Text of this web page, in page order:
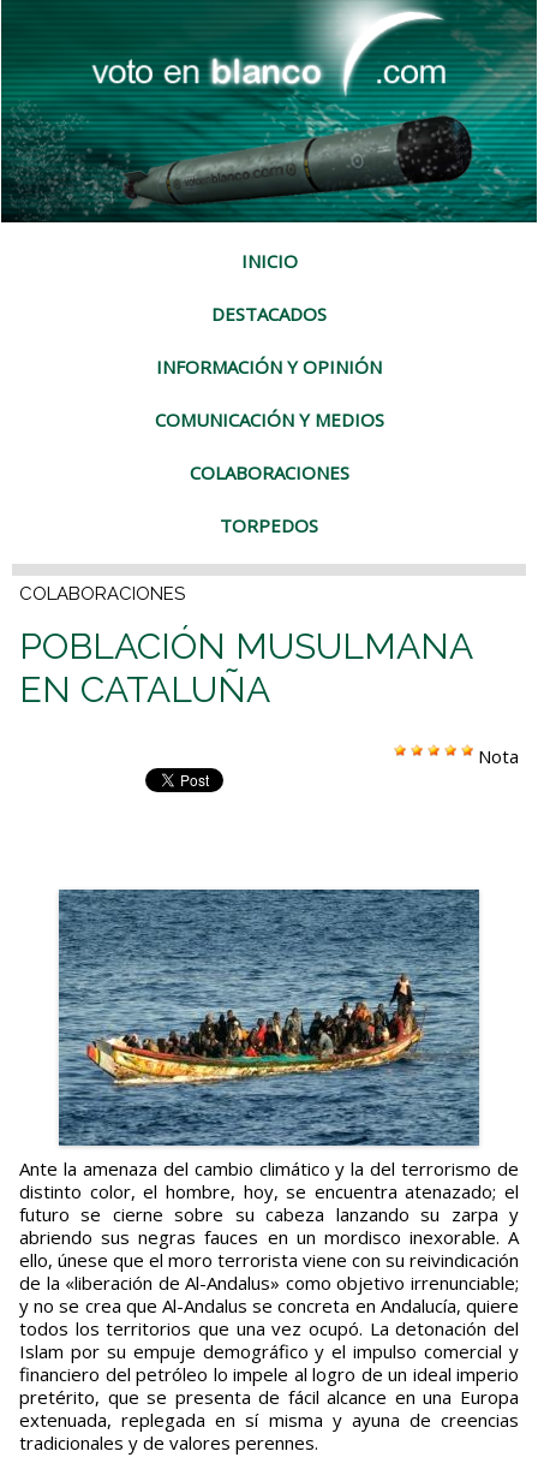
INICIO
DESTACADOS
INFORMACIÓN Y OPINIÓN
COMUNICACIÓN Y MEDIOS
COLABORACIONES
TORPEDOS
COLABORACIONES
POBLACIÓN MUSULMANA
EN CATALUÑA
Nota
Ante la amenaza del cambio climático y la del terrorismo de
distinto color, el hombre, hoy, se encuentra atenazado; el
futuro se cierne sobre su cabeza lanzando su zarpa y
abriendo sus negras fauces en un mordisco inexorable. A
ello, únese que el moro terrorista viene con su reivindicación
de la «liberación de Al-Andalus» como objetivo irrenunciable;
y no se crea que Al-Andalus se concreta en Andalucía, quiere
todos los territorios que una vez ocupó. La detonación del
Islam por su empuje demográfico y el impulso comercial y
financiero del petróleo lo impele al logro de un ideal imperio
pretérito, que se presenta de fácil alcance en una Europa
extenuada, replegada en sí misma y ayuna de creencias
tradicionales y de valores perennes.